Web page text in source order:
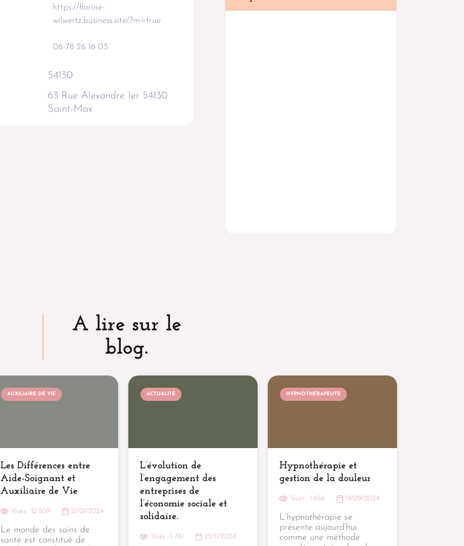
https://florine-
wilwertz.business.site/?m=true
06 78 26 16 03
54130
63 Rue Alexandre 1er 54130
Saint-Max
A lire sur le
blog.
AUXILIAIRE DE VIE
Les Différences entre
Aide-Soignant et
Auxiliaire de Vie
Vues : 12 509 21/01/2024
Le monde des soins de
santé est constitué de
ACTUALITÉ
L’évolution de
l’engagement des
entreprises de
l’économie sociale et
solidaire.
Vues : 1 781 25/11/2024
HYPNOTHÉRAPEUTE
Hypnothérapie et
gestion de la douleur
Vues : 1 656 19/09/2024
L’hypnothérapie se
présente aujourd’hui
comme une méthode